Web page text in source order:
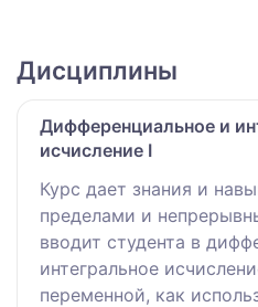
Дисциплины
Дифференциальное и
исчисление I
Курс дает знания и
пределами и
вводит студента в
интегральное
переменной, как